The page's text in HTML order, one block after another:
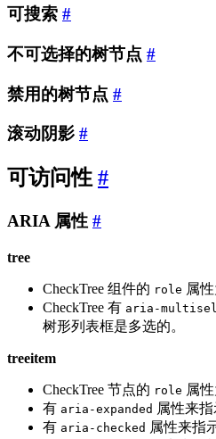
可搜索 #
不可选择的树节点 #
禁用的树节点 #
滚动阴影 #
可访问性 #
ARIA 属性 #
tree
CheckTree 组件的 role 属
CheckTree 有 aria-
树形列表框是多选的。
treeitem
CheckTree 节点的 role 属
有 aria-expanded 属性来
有 aria-checked 属性来指